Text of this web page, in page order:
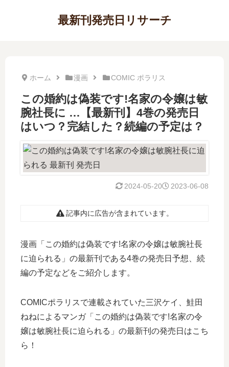
最新刊発売日リサーチ
ホーム 漫画 COMIC ポラリス
この婚約は偽装です!名家の令嬢は敏
腕社長に …【最新刊】4巻の発売日
はいつ？完結した？続編の予定は？
2023-06-08
2024-05-20
記事内に広告が含まれています。
漫画「この婚約は偽装です!名家の令嬢は敏腕社長
に迫られる」の最新刊である4巻の発売日予想、続
編の予定などをご紹介します。
COMICポラリスで連載されていた三沢ケイ、鮭田
ねねによるマンガ「この婚約は偽装です!名家の令
嬢は敏腕社長に迫られる」の最新刊の発売日はこち
ら！